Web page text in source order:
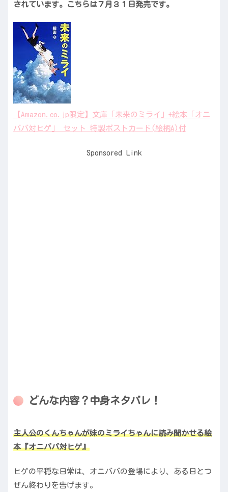
されています。こちらは７月３１日発売です。
【Amazon.co.jp限定】文庫「未来のミライ」+絵本「オニ
ババ対ヒゲ」 セット 特製ポストカード(絵柄A)付
Sponsored Link
どんな内容？中身ネタバレ！
主人公のくんちゃんが妹のミライちゃんに読み聞かせる絵
本『オニババ対ヒゲ』
ヒゲの平穏な日常は、オニババの登場により、ある日とつ
ぜん終わりを告げます。